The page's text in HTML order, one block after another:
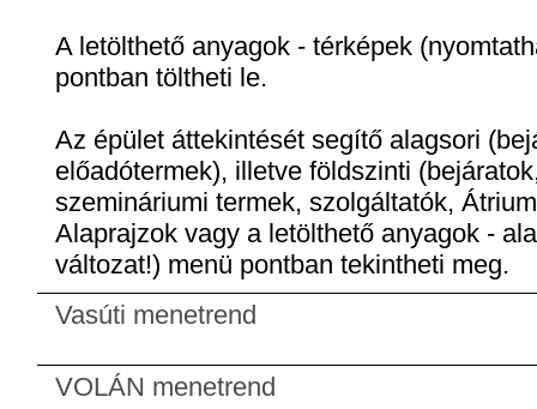
A letölthető anyagok - térképek
pontban töltheti le.
Az épület áttekintését segítő alagsori
előadótermek), illetve földszinti
szemináriumi termek, szolgáltatók,
Alaprajzok vagy a letölthető anyagok -
változat!) menü pontban tekintheti meg.
Vasúti menetrend
VOLÁN menetrend